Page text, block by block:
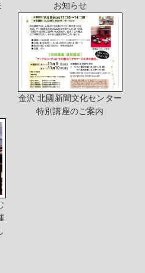
お知らせ
金沢 北國新聞文化センター
特別講座のご案内